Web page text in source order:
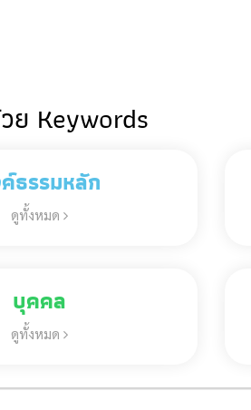
ย Keywords
ธรรมหลัก
ดูทั้งหมด
บุคคล
ดูทั้งหมด